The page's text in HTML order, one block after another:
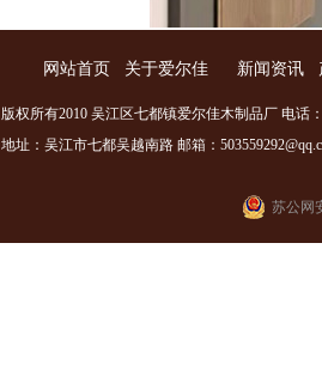
网站首页 关于爱尔佳 新闻资讯
版权所有2010 吴江区七都镇爱尔佳木制品厂 电话
地址：吴江市七都吴越南路 邮箱：
苏公网